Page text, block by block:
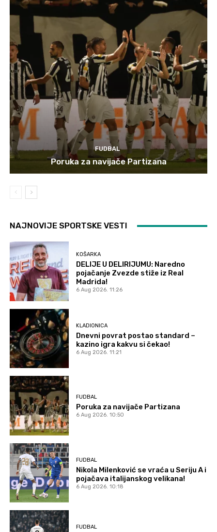
FUDBAL
Poruka za navijače Partizana
NAJNOVIJE SPORTSKE VESTI
KOŠARKA
DELIJE U DELIRIJUMU: Naredno
pojačanje Zvezde stiže iz Real
Madrida!
6 Aug 2026. 11:26
KLADIONICA
Dnevni povrat postao standard –
kazino igra kakvu si čekao!
6 Aug 2026. 11:21
FUDBAL
Poruka za navijače Partizana
6 Aug 2026. 10:50
FUDBAL
Nikola Milenković se vraća u Seriju A i
pojačava italijanskog velikana!
6 Aug 2026. 10:18
FUDBAL